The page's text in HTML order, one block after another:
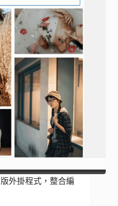
版外掛程式，整合編